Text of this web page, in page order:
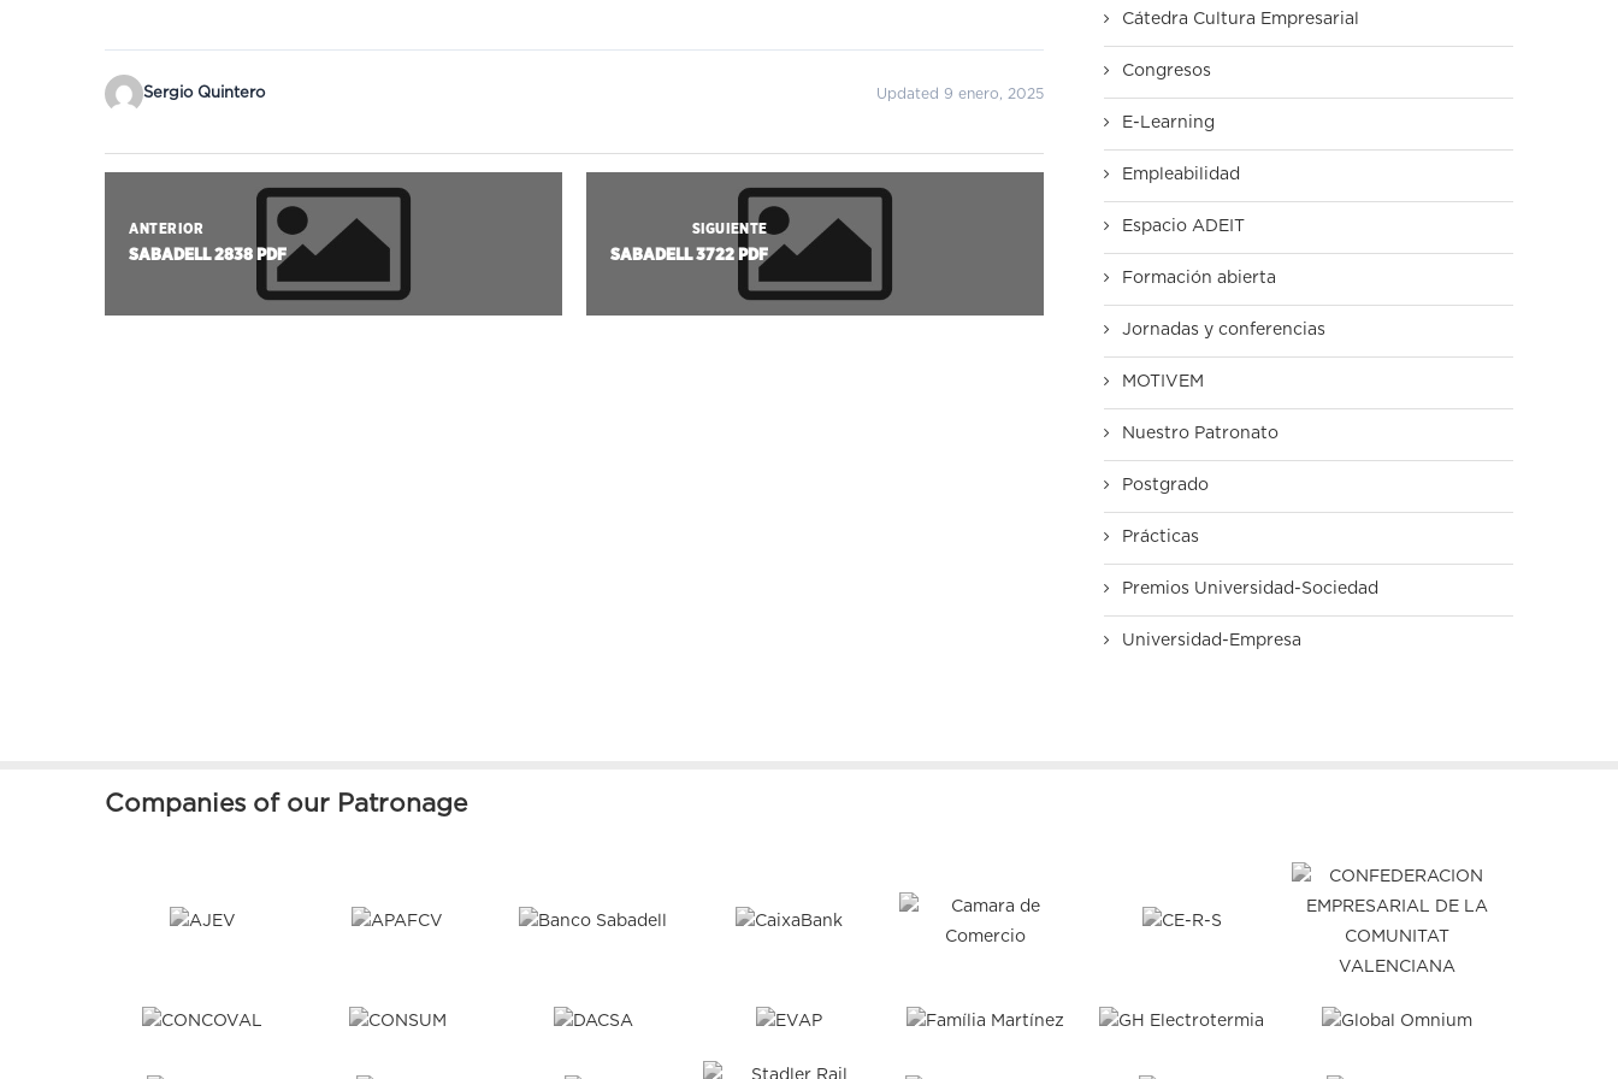
Sergio Quintero Updated 9 enero, 2025
ANTERIOR
SABADELL 2838 PDF
SIGUIENTE
SABADELL 3722 PDF
Cátedra Cultura Empresarial
Congresos
E-Learning
Empleabilidad
Espacio ADEIT
Formación abierta
Jornadas y conferencias
MOTIVEM
Nuestro Patronato
Postgrado
Prácticas
Premios Universidad-Sociedad
Universidad-Empresa
Companies of our Patronage